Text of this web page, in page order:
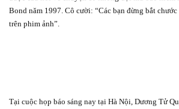
Bond năm 1997. Cô cười: “Các bạn đừng bắt
trên phim ảnh”.
Tại cuộc họp báo sáng nay tại Hà Nội, Dương Tử